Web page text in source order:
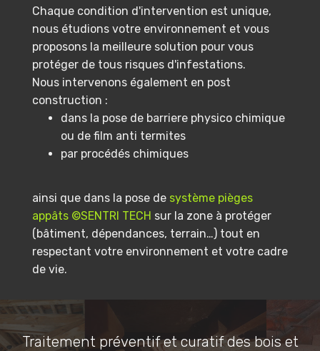
Chaque condition d'intervention est unique,
nous étudions votre environnement et vous
proposons la meilleure solution pour vous
protéger de tous risques d'infestations.
Nous intervenons également en post
construction :
dans la pose de barriere physico chimique
ou de film anti termites
par procédés chimiques
ainsi que dans la pose de système pièges
appâts ©SENTRI TECH sur la zone à protéger
(bâtiment, dépendances, terrain…) tout en
respectant votre environnement et votre cadre
de vie.
Traitement préventif et curatif des bois et